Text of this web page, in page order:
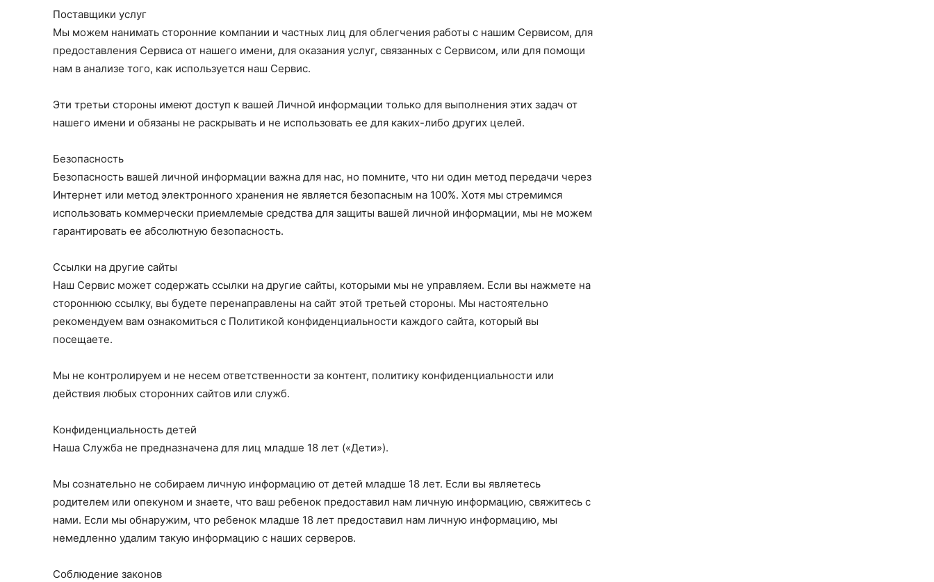
Поставщики услуг
Мы можем нанимать сторонние компании и частных лиц для облегчения работы с нашим Сервисом, для
предоставления Сервиса от нашего имени, для оказания услуг, связанных с Сервисом, или для помощи
нам в анализе того, как используется наш Сервис.
Эти третьи стороны имеют доступ к вашей Личной информации только для выполнения этих задач от
нашего имени и обязаны не раскрывать и не использовать ее для каких-либо других целей.
Безопасность
Безопасность вашей личной информации важна для нас, но помните, что ни один метод передачи через
Интернет или метод электронного хранения не является безопасным на 100%. Хотя мы стремимся
использовать коммерчески приемлемые средства для защиты вашей личной информации, мы не можем
гарантировать ее абсолютную безопасность.
Ссылки на другие сайты
Наш Сервис может содержать ссылки на другие сайты, которыми мы не управляем. Если вы нажмете на
стороннюю ссылку, вы будете перенаправлены на сайт этой третьей стороны. Мы настоятельно
рекомендуем вам ознакомиться с Политикой конфиденциальности каждого сайта, который вы
посещаете.
Мы не контролируем и не несем ответственности за контент, политику конфиденциальности или
действия любых сторонних сайтов или служб.
Конфиденциальность детей
Наша Служба не предназначена для лиц младше 18 лет («Дети»).
Мы сознательно не собираем личную информацию от детей младше 18 лет. Если вы являетесь
родителем или опекуном и знаете, что ваш ребенок предоставил нам личную информацию, свяжитесь с
нами. Если мы обнаружим, что ребенок младше 18 лет предоставил нам личную информацию, мы
немедленно удалим такую ​​информацию с наших серверов.
Соблюдение законов